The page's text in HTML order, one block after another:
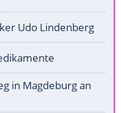
Udo Lindenberg
in Magdeburg an